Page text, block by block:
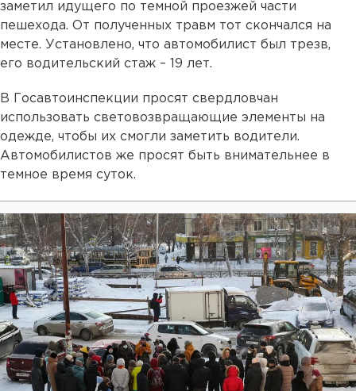
заметил идущего по темной проезжей части
пешехода. От полученных травм тот скончался на
месте. Установлено, что автомобилист был трезв,
его водительский стаж – 19 лет.
В Госавтоинспекции просят свердловчан
использовать световозвращающие элементы на
одежде, чтобы их смогли заметить водители.
Автомобилистов же просят быть внимательнее в
темное время суток.